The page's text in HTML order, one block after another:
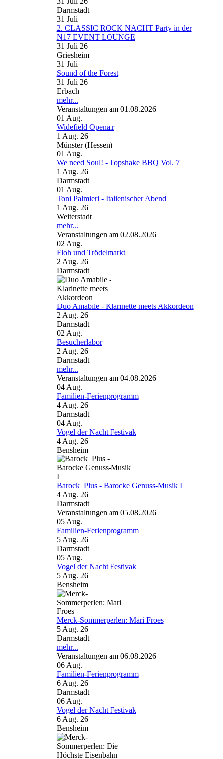
Darmstadt
31 Juli
2. CLASSIC ROCK NACHT Party in der
N17 EVENT LOUNGE
31 Juli 26
Griesheim
31 Juli
Sound of the Forest
31 Juli 26
Erbach
mehr...
Veranstaltungen am 01.08.2026
01 Aug.
Widefield Openair
1 Aug. 26
Münster (Hessen)
01 Aug.
We need Soul! - Topshake BBQ Vol. 7
1 Aug. 26
Darmstadt
01 Aug.
Toni Palmieri - Italienischer Abend
1 Aug. 26
Weiterstadt
mehr...
Veranstaltungen am 02.08.2026
02 Aug.
Floh und Trödelmarkt
2 Aug. 26
Darmstadt
Duo Amabile - Klarinette meets Akkordeon
2 Aug. 26
Darmstadt
02 Aug.
Besucherlabor
2 Aug. 26
Darmstadt
mehr...
Veranstaltungen am 04.08.2026
04 Aug.
Familien-Ferienprogramm
4 Aug. 26
Darmstadt
04 Aug.
Vogel der Nacht Festivak
4 Aug. 26
Bensheim
Barock_Plus - Barocke Genuss-Musik I
4 Aug. 26
Darmstadt
Veranstaltungen am 05.08.2026
05 Aug.
Familien-Ferienprogramm
5 Aug. 26
Darmstadt
05 Aug.
Vogel der Nacht Festivak
5 Aug. 26
Bensheim
Merck-Sommerperlen: Mari Froes
5 Aug. 26
Darmstadt
mehr...
Veranstaltungen am 06.08.2026
06 Aug.
Familien-Ferienprogramm
6 Aug. 26
Darmstadt
06 Aug.
Vogel der Nacht Festivak
6 Aug. 26
Bensheim